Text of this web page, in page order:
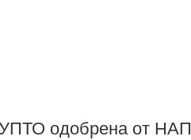
одобрена от НАП